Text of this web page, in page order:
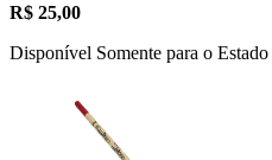
R$ 25,00
Disponível Somente para o Estado